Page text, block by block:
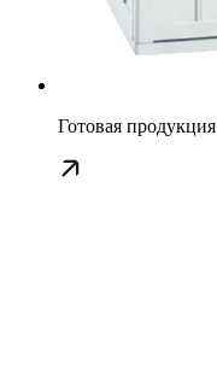
Готовая